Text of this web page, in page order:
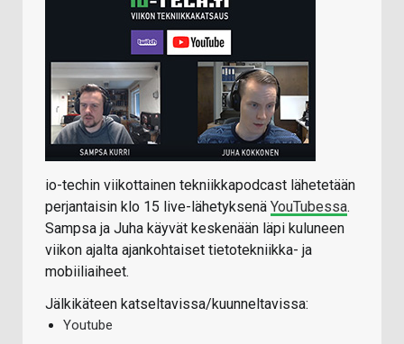
io-techin viikottainen tekniikkapodcast lähetetään
perjantaisin klo 15 live-lähetyksenä YouTubessa.
Sampsa ja Juha käyvät keskenään läpi kuluneen
viikon ajalta ajankohtaiset tietotekniikka- ja
mobiiliaiheet.
Jälkikäteen katseltavissa/kuunneltavissa:
Youtube